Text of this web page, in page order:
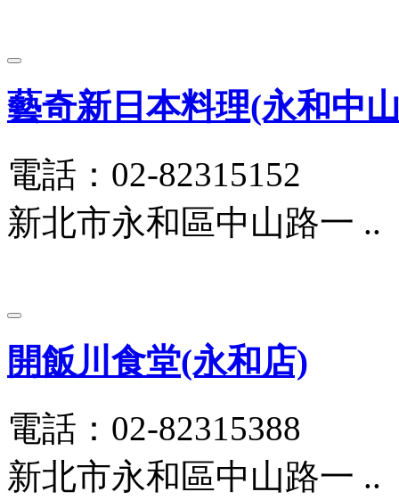
藝奇新日本料理(永和中
電話：02-82315152
新北市永和區中山路一 ..
開飯川食堂(永和店)
電話：02-82315388
新北市永和區中山路一 ..